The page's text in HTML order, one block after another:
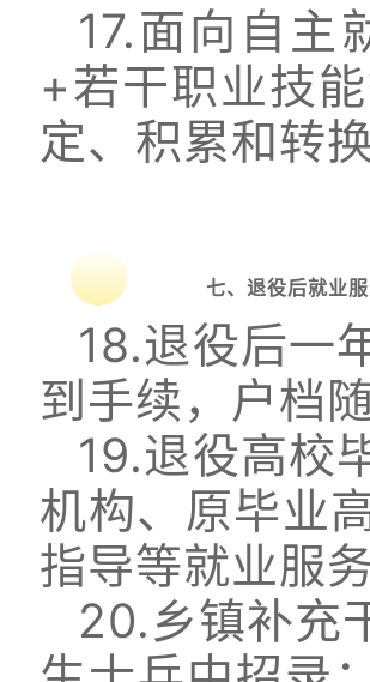
17.面向自主
+若干职业技
定、积累和转
七、退役后就业
18.退役后一
到手续，户档随
19.退役高校
机构、原毕业
指导等就业服务
20.乡镇补充